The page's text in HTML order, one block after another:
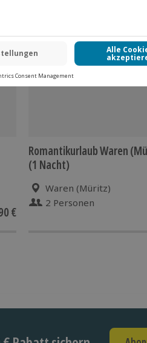
€
Romantikurlaub Waren
(1 Nacht)
Waren (Müritz)
2 Personen